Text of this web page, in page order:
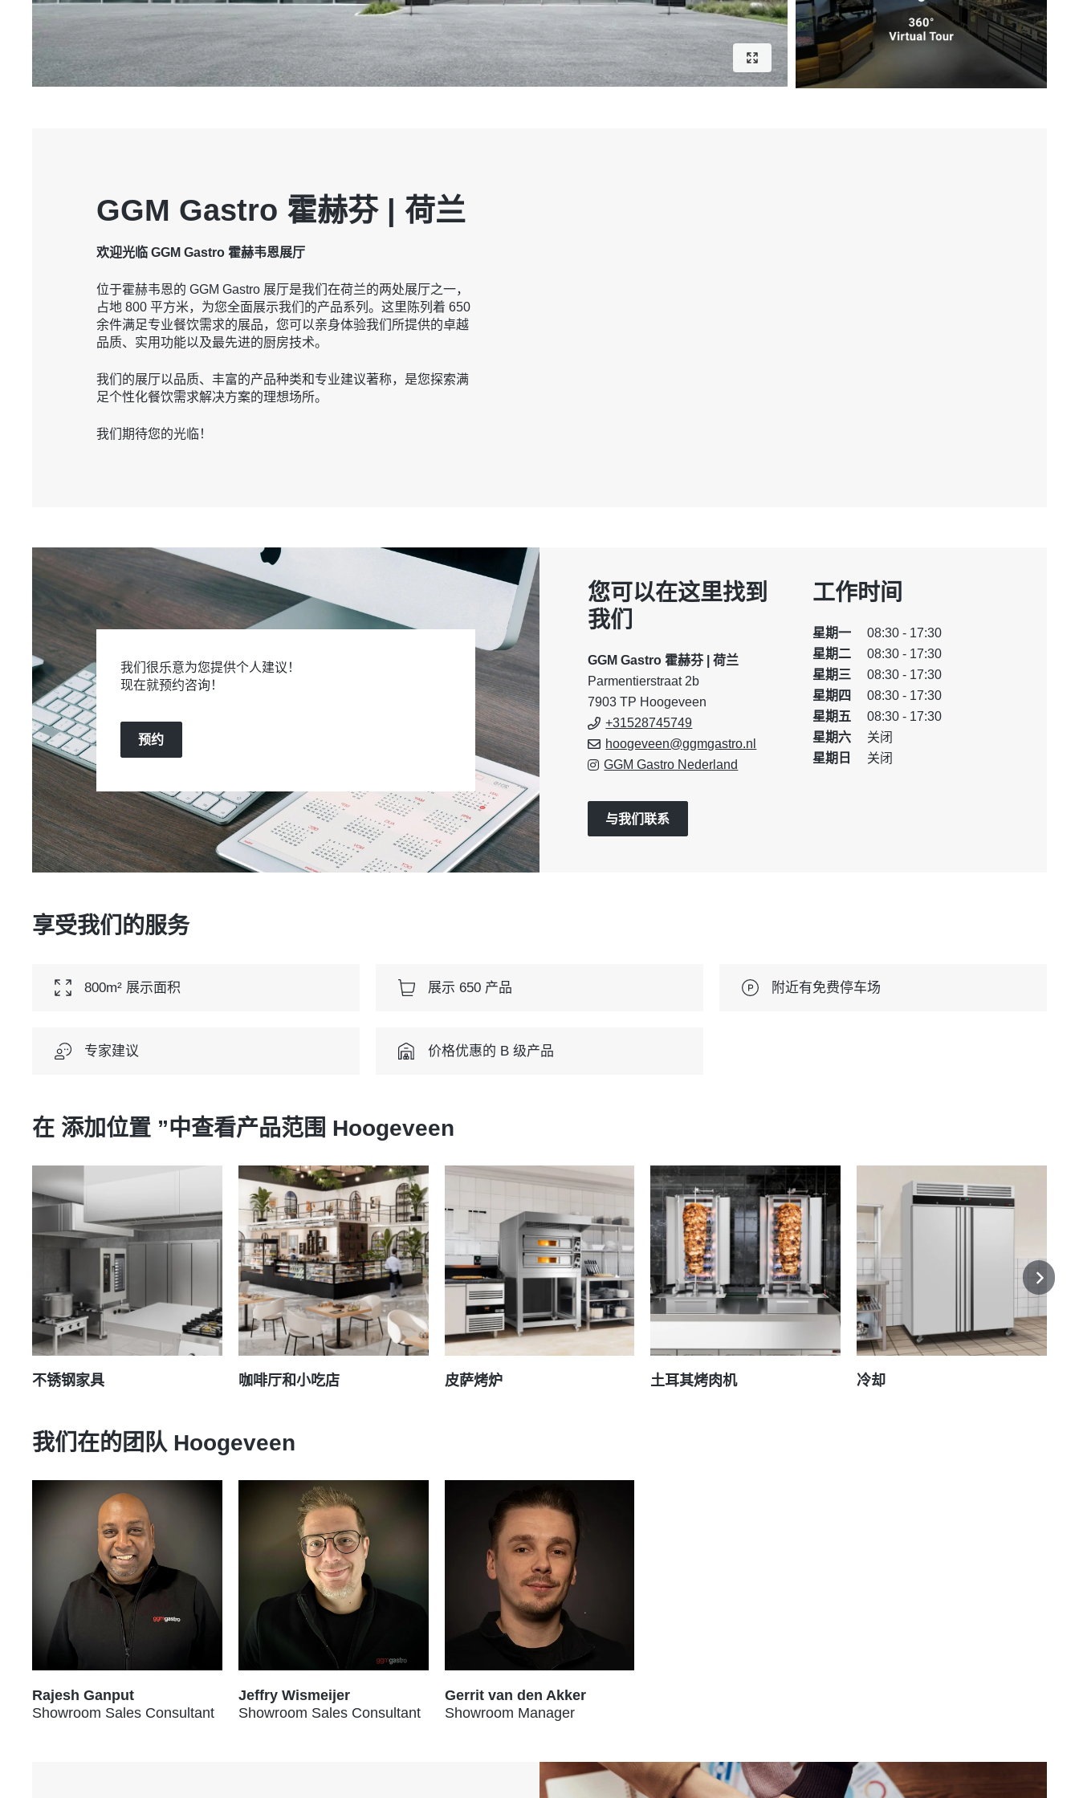
GGM Gastro 霍赫芬 | 荷兰
欢迎光临 GGM Gastro 霍赫韦恩展厅
位于霍赫韦恩的 GGM Gastro 展厅是我们在荷兰的两处展厅之一，
占地 800 平方米，为您全面展示我们的产品系列。这里陈列着 650
余件满足专业餐饮需求的展品，您可以亲身体验我们所提供的卓越
品质、实用功能以及最先进的厨房技术。
我们的展厅以品质、丰富的产品种类和专业建议著称，是您探索满
足个性化餐饮需求解决方案的理想场所。
我们期待您的光临！
我们很乐意为您提供个人建议！
现在就预约咨询！
预约
您可以在这里找到
我们
GGM Gastro 霍赫芬 | 荷兰
Parmentierstraat 2b
7903 TP Hoogeveen
+31528745749
hoogeveen@ggmgastro.nl
GGM Gastro Nederland
与我们联系
工作时间
星期一
08:30 - 17:30
星期二
08:30 - 17:30
星期三
08:30 - 17:30
星期四
08:30 - 17:30
星期五
08:30 - 17:30
星期六
关闭
星期日
关闭
享受我们的服务
800m² 展示面积 展示 650 产品 附近有免费停车场
专家建议 价格优惠的 B 级产品
在 添加位置 ”中查看产品范围 Hoogeveen
不锈钢家具 咖啡厅和小吃店 皮萨烤炉 土耳其烤肉机 冷却
我们在的团队 Hoogeveen
Rajesh Ganput
Showroom Sales Consultant
Jeffry Wismeijer
Showroom Sales Consultant
Gerrit van den Akker
Showroom Manager